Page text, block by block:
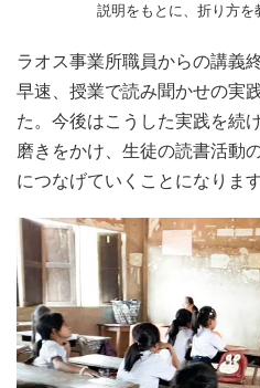
説明をもとに、折り方を
ラオス事業所職員からの講義
早速、授業で読み聞かせの実
た。今後はこうした実践を続
磨きをかけ、生徒の読書活動
につなげていくことになります